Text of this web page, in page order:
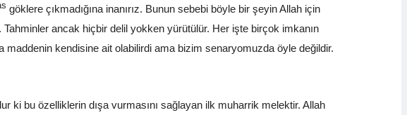
göklere çıkmadığına inanırız. Bunun sebebi böyle bir şeyin Allah için
ancak hiçbir delil yokken yürütülür. Her işte birçok imkanın
kendisine ait olabilirdi ama bizim senaryomuzda öyle değildir.
ki bu özelliklerin dışa vurmasını sağlayan ilk muharrik melektir. Allah